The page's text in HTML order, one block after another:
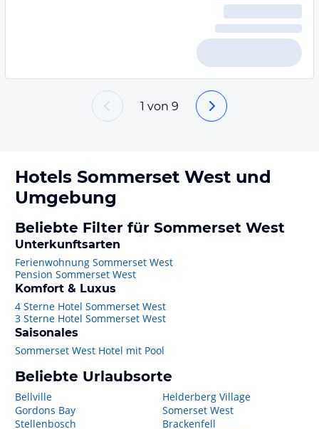
1 von 9
Hotels Sommerset West und
Umgebung
Beliebte Filter für Sommerset West
Unterkunftsarten
Ferienwohnung Sommerset West
Pension Sommerset West
Komfort & Luxus
4 Sterne Hotel Sommerset West
3 Sterne Hotel Sommerset West
Saisonales
Sommerset West Hotel mit Pool
Beliebte Urlaubsorte
Bellville
Gordons Bay
Stellenbosch
Helderberg Village
Somerset West
Brackenfell